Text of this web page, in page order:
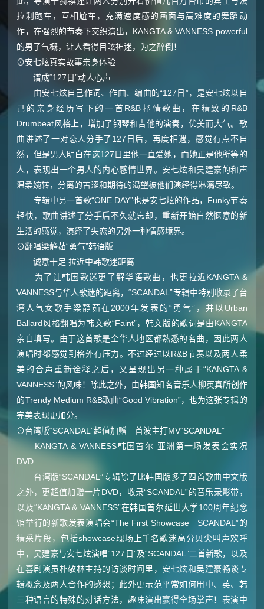
拉利跑车，互相尬车，充满速度感的画面与高难度的舞蹈动
作，在强烈的节奏下交织演出，KANGTA & VANNESS powerful
的男子气概，让人看得目眩神迷，为之醉倒！
⊙安七炫真实故事亲身体验
谱成“127日”动人心声
由安七炫自己作词、作曲、编曲的“127日”，是安七炫以自
己的亲身经历写下的一首R&B抒情歌曲，在精致的R&B
Drumbeat风格上，增加了钢琴和吉他的演奏，优美而大气。歌
曲讲述了一对恋人分手了127日后，再度相遇，感觉有点不自
然，但是男人明白在这127日里他一直爱她，而她正是他所等的
人，表现出一个男人的内心感情世界。安七炫和吴建豪的和声
温柔婉转，分离的苦涩和期待的渴望被他们演绎得淋漓尽致。
专辑中另一首歌“ONE DAY”也是安七炫的作品，Funky节奏
轻快，歌曲讲述了分手后不久就忘却，重新开始自然惬意的新
生活的感觉，演绎了失恋的另外一种情感境界。
⊙翻唱梁静茹“勇气”韩语版
诚意十足 拉近中韩歌迷距离
为了让韩国歌迷更了解华语歌曲，也更拉近KANGTA &
VANNESS与华人歌迷的距离，“SCANDAL”专辑中特别收录了台
湾人气女歌手梁静茹在2000年发表的“勇气”，并以Urban
Ballard风格翻唱为韩文歌“Faint”，韩文版的歌词是由KANGTA
亲自填写。由于这首歌是全华人地区都熟悉的名曲，因此两人
演唱时都感觉到格外有压力。不过经过以R&B节奏以及两人柔
美的合声重新诠释之后，又呈现出另一种属于“KANGTA &
VANNESS”的风味！除此之外，由韩国知名音乐人柳英真所创作
的Trendy Medium R&B歌曲“Good Vibration”，也为这张专辑的
完美表现更加分。
⊙台湾版“SCANDAL”超值加赠 首波主打MV“SCANDAL”
KANGTA & VANNESS韩国首尔 亚洲第一场发表会实况
DVD
台湾版“SCANDAL”专辑除了比韩国版多了四首歌曲中文版
之外，更超值加赠一片DVD，收录“SCANDAL”的音乐录影带，
以及“KANGTA & VANNESS”在韩国首尔延世大学100周年纪念
馆举行的新歌发表演唱会“The First Showcase－SCANDAL”的
精采片段，包括showcase现场上千名歌迷高分贝尖叫声欢呼
中，吴建豪与安七炫演唱“127日”及“SCANDAL”二首新歌，以及
在喜剧演员朴敬林主持的访谈时间里，安七炫和吴建豪畅谈专
辑概念及两人合作的感想；此外更示范平常如何用中、英、韩
三种语言的特殊的对话方法，趣味演出赢得全场掌声！表演中